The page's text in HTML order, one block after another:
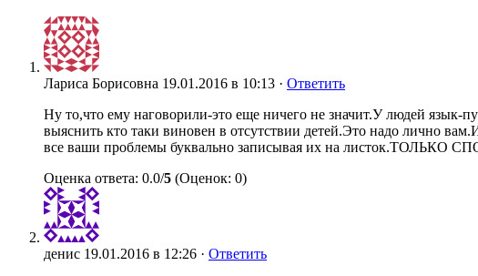
Лариса Борисовна 19.01.2016 в 10:13 · Ответить
Ну то,что ему наговорили-это еще ничего не значит.У людей язык-
выяснить кто таки виновен в отсутствии детей.Это надо лично
все ваши проблемы буквально записывая их на
Оценка ответа: 0.0/5 (Оценок: 0)
денис 19.01.2016 в 12:26 · Ответить